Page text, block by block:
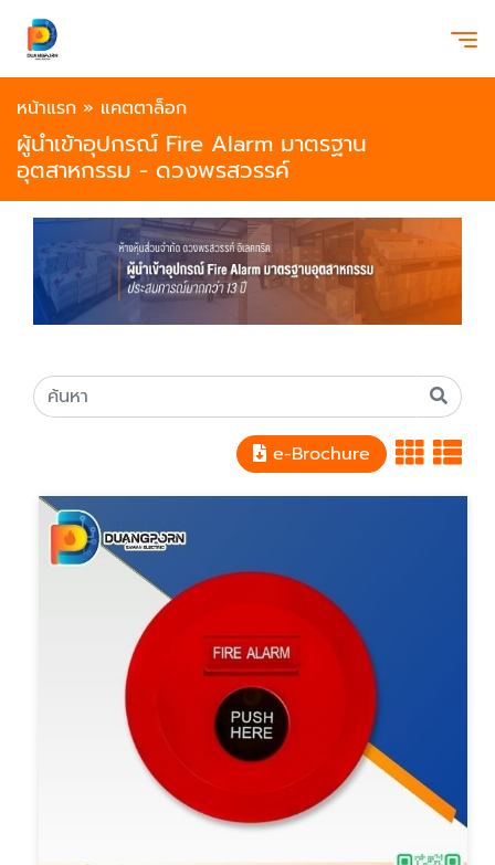
หน้าแรก » แคตตาล็อก
ผู้นำเข้าอุปกรณ์ Fire Alarm มาตรฐาน
อุตสาหกรรม - ดวงพรสวรรค์
e-Brochure